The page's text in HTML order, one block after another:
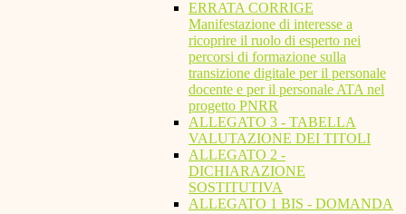
ERRATA CORRIGE
Manifestazione di interesse a
ricoprire il ruolo di esperto nei
percorsi di formazione sulla
transizione digitale per il personale
docente e per il personale ATA nel
progetto PNRR
ALLEGATO 3 - TABELLA
VALUTAZIONE DEI TITOLI
ALLEGATO 2 -
DICHIARAZIONE
SOSTITUTIVA
ALLEGATO 1 BIS - DOMANDA